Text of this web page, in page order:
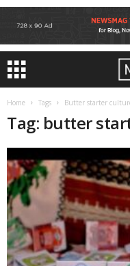
Home Tags Butter starter
Tag: butter